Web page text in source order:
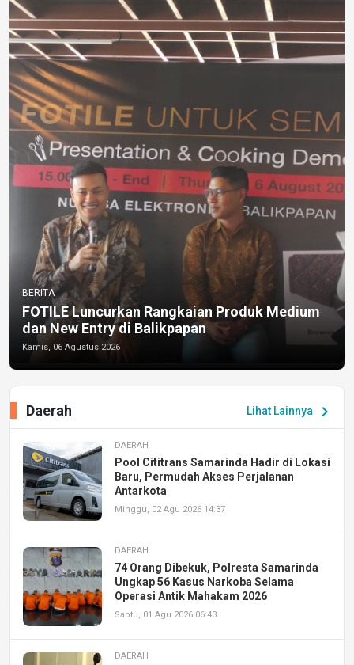
BERITA
FOTILE Luncurkan Rangkaian Produk Medium
dan New Entry di Balikpapan
Kamis, 06 Agustus 2026
Lihat Lainnya chevron_right
Daerah
DAERAH
Pool Cititrans Samarinda Hadir di Lokasi
Baru, Permudah Akses Perjalanan
Antarkota
Minggu, 02 Agu 2026 14:37
DAERAH
74 Orang Dibekuk, Polresta Samarinda
Ungkap 56 Kasus Narkoba Selama
Operasi Antik Mahakam 2026
Sabtu, 01 Agu 2026 06:43
DAERAH